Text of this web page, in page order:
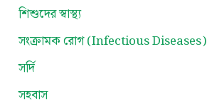
শিশুদের স্বাস্থ্য
সংক্রামক রোগ (Infectious Diseases)
সর্দি
সহবাস